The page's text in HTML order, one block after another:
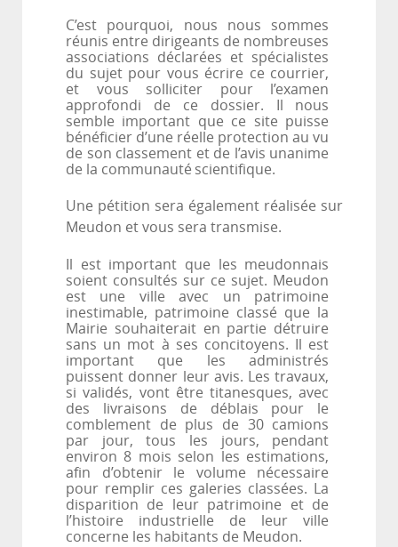
C’est pourquoi, nous nous sommes
réunis entre dirigeants de nombreuses
associations déclarées et spécialistes
du sujet pour vous écrire ce courrier,
et vous solliciter pour l’examen
approfondi de ce dossier. Il nous
semble important que ce site puisse
bénéficier d’une réelle protection au vu
de son classement et de l’avis unanime
de la communauté scientifique.
Une pétition sera également réalisée sur
Meudon et vous sera transmise.
Il est important que les meudonnais
soient consultés sur ce sujet. Meudon
est une ville avec un patrimoine
inestimable, patrimoine classé que la
Mairie souhaiterait en partie détruire
sans un mot à ses concitoyens. Il est
important que les administrés
puissent donner leur avis. Les travaux,
si validés, vont être titanesques, avec
des livraisons de déblais pour le
comblement de plus de 30 camions
par jour, tous les jours, pendant
environ 8 mois selon les estimations,
afin d’obtenir le volume nécessaire
pour remplir ces galeries classées. La
disparition de leur patrimoine et de
l’histoire industrielle de leur ville
concerne les habitants de Meudon.